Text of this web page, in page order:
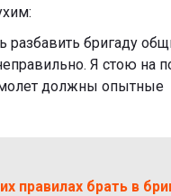
разбавить бригаду
Я стою на
должны опытные
правилах брать в